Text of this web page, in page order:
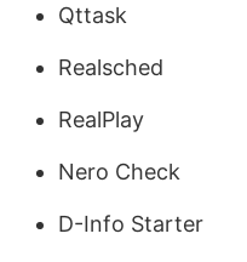
Qttask
Realsched
RealPlay
Nero Check
D-Info Starter